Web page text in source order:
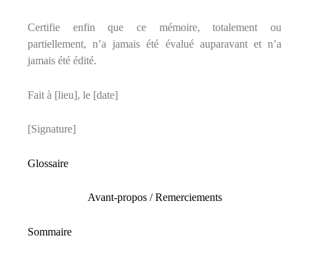
Certifie enfin que ce mémoire, totalement ou
partiellement, n’a jamais été évalué auparavant et n’a
jamais été édité.
Fait à [lieu], le [date]
[Signature]
Glossaire
Avant-propos / Remerciements
Sommaire